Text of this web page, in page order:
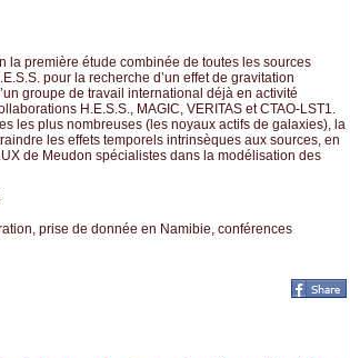
la première étude combinée de toutes les sources
pour la recherche d’un effet de gravitation
groupe de travail international déjà en activité
H.E.S.S., MAGIC, VERITAS et CTAO-LST1.
les plus nombreuses (les noyaux actifs de galaxies), la
les effets temporels intrinsèques aux sources, en
de Meudon spécialistes dans la modélisation des
prise de donnée en Namibie, conférences